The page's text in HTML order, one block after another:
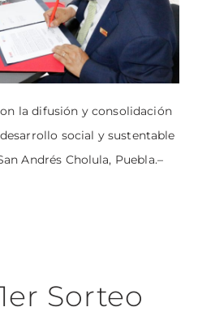
la difusión y consolidación
social y sustentable
Andrés Cholula, Puebla.–
Sorteo